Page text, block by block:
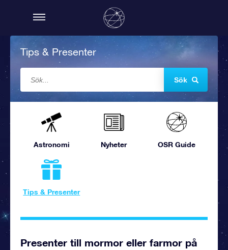
Tips & Presenter
Sök
Astronomi Nyheter OSR Guide
Tips & Presenter
Presenter till mormor eller farmor på